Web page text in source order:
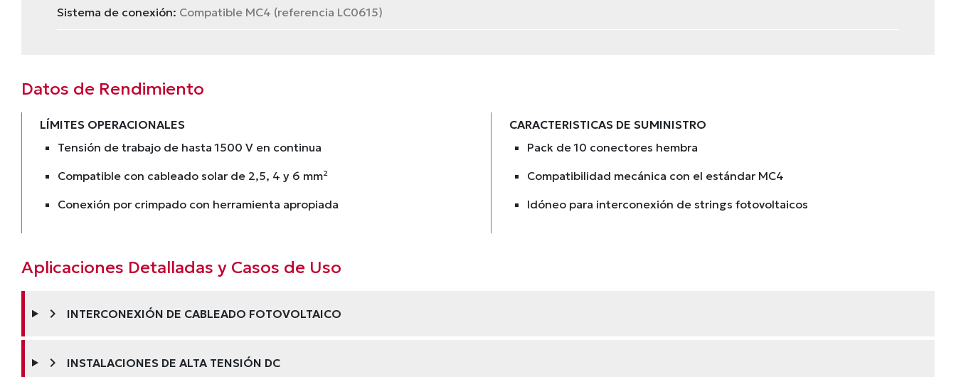
Sistema de conexión: Compatible MC4 (referencia LC0615)
Datos de Rendimiento
LÍMITES OPERACIONALES
Tensión de trabajo de hasta 1500 V en continua
Compatible con cableado solar de 2,5, 4 y 6 mm²
Conexión por crimpado con herramienta apropiada
CARACTERISTICAS DE SUMINISTRO
Pack de 10 conectores hembra
Compatibilidad mecánica con el estándar MC4
Idóneo para interconexión de strings fotovoltaicos
Aplicaciones Detalladas y Casos de Uso
chevron_right INTERCONEXIÓN DE CABLEADO FOTOVOLTAICO
chevron_right INSTALACIONES DE ALTA TENSIÓN DC